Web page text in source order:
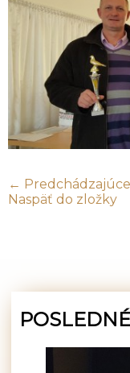
← Predchádzajúce
Naspäť do zložky